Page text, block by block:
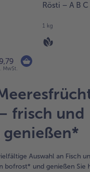
MwSt.
Rösti – A B C
1 kg
frisch und
genießen*
Auswahl an Fisch
bofrost* und genießen Sie